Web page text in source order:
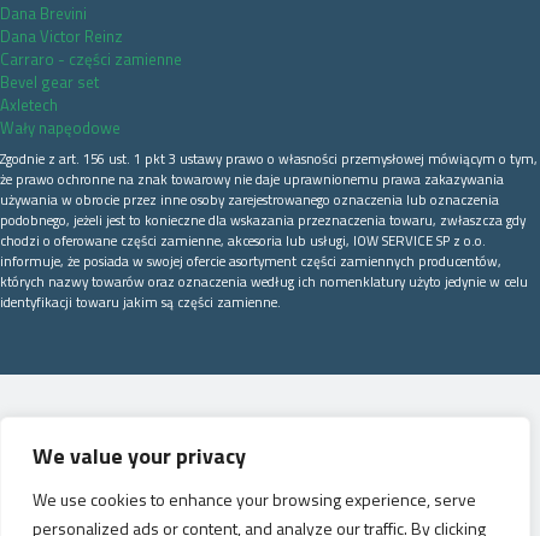
We value your privacy
We use cookies to enhance your browsing experience, serve
personalized ads or content, and analyze our traffic. By clicking
Dana Brevini
Dana Victor Reinz
Carraro - części zamienne
Bevel gear set
Axletech
Wały napęodowe
Zgodnie z art. 156 ust. 1 pkt 3 ustawy prawo o własności przemysłowej mówiącym o tym,
że prawo ochronne na znak towarowy nie daje uprawnionemu prawa zakazywania
używania w obrocie przez inne osoby zarejestrowanego oznaczenia lub oznaczenia
podobnego, jeżeli jest to konieczne dla wskazania przeznaczenia towaru, zwłaszcza gdy
chodzi o oferowane części zamienne, akcesoria lub usługi, IOW SERVICE SP z o.o.
informuje, że posiada w swojej ofercie asortyment części zamiennych producentów,
których nazwy towarów oraz oznaczenia według ich nomenklatury użyto jedynie w celu
identyfikacji towaru jakim są części zamienne.